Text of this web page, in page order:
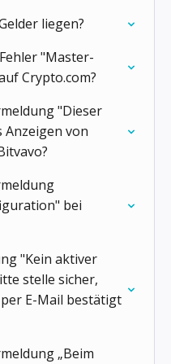
liegen?
"Master-
Crypto.com?
"Dieser
Anzeigen von
bei
"Kein aktiver
stelle sicher,
per E-Mail bestätigt
„Beim